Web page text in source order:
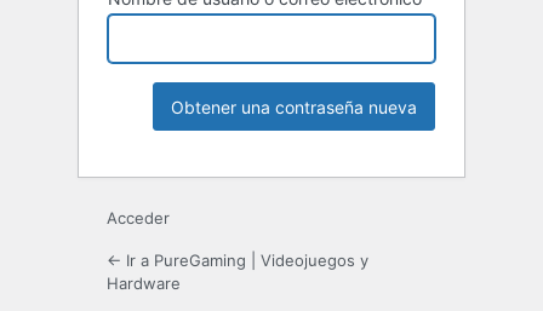
Acceder
← Ir a PureGaming | Videojuegos y
Hardware